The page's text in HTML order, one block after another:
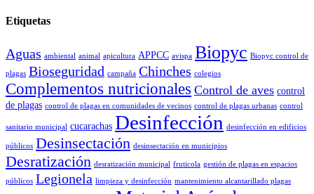
Etiquetas
Aguas ambiental animal apicultura APPCC avispa Biopyc Biopyc control de
plagas Bioseguridad campaña Chinches colegios
Complementos nutricionales Control de aves control
de plagas control de plagas en comunidades de vecinos control de plagas urbanas control
sanitario municipal cucarachas Desinfección desinfección en edificios
públicos Desinsectación desinsectación en municipios
Desratización desratización municipal fruticola gestión de plagas en espacios
públicos Legionela limpieza y desinfección mantenimiento alcantarillado plagas